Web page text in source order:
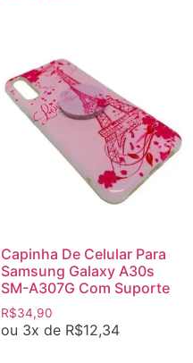
Capinha De Celular Para
Samsung Galaxy A30s
SM-A307G Com Suporte
R$34,90
ou 3x de R$12,34